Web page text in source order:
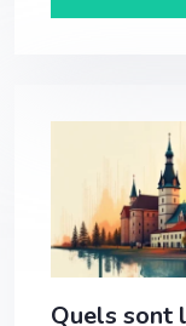
Quels sont